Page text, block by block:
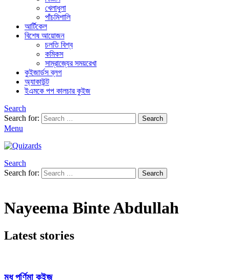
খেলাধুলা
পাঁচমিশালি
আর্টিকেল
বিশেষ আয়োজন
চলতি বিশ্ব
কমিকস
সাম্রাজ্যের সময়রেখা
কুইজার্ডস ব্লগ
অ্যাকাউন্ট
ইএমকে পপ কালচার কুইজ
Search
Search for:
Search
Menu
Search
Search for:
Search
Nayeema Binte Abdullah
Latest stories
মধু পূর্ণিমা কুইজ